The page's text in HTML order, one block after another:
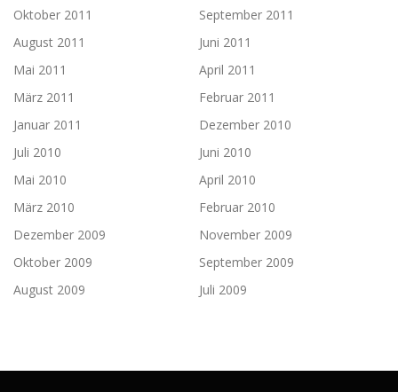
Oktober 2011
September 2011
August 2011
Juni 2011
Mai 2011
April 2011
März 2011
Februar 2011
Januar 2011
Dezember 2010
Juli 2010
Juni 2010
Mai 2010
April 2010
März 2010
Februar 2010
Dezember 2009
November 2009
Oktober 2009
September 2009
August 2009
Juli 2009